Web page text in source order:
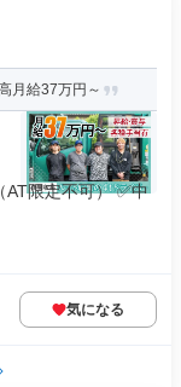
月給37万円～
限定不可） ✅中
気になる